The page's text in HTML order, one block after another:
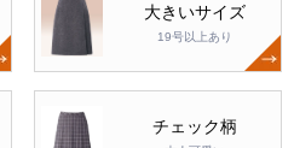
大きいサイズ
19号以上あり
チェック柄